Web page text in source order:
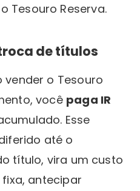
Tesouro Reserva.
de títulos
vender o Tesouro
você paga IR
Esse
até o
título, vira um custo
fixa, antecipar